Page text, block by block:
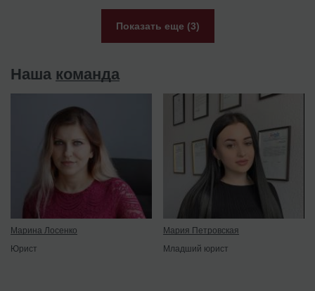
Показать еще (3)
Наша команда
Марина Лосенко
Юрист
Мария Петровская
Младший юрист